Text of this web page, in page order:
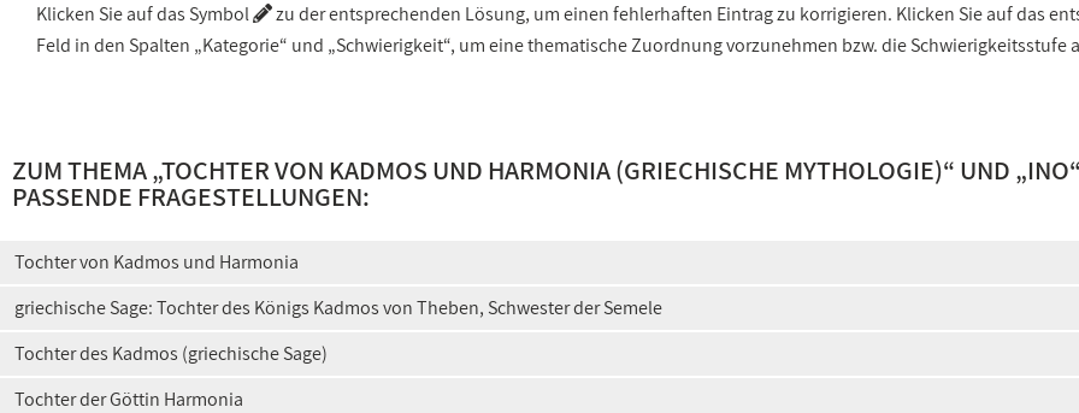
Klicken Sie auf das Symbol
zu der entsprechenden Lösung, um einen fehlerhaften Eintrag zu korrigieren. Klicken Sie auf das
Feld in den Spalten „Kategorie“ und „Schwierigkeit“, um eine thematische Zuordnung vorzunehmen bzw. die Schwierigkeitsstufe
ZUM THEMA „TOCHTER VON KADMOS UND HARMONIA (GRIECHISCHE MYTHOLOGIE)“ UND „INO“
PASSENDE FRAGESTELLUNGEN:
Tochter von Kadmos und Harmonia
griechische Sage: Tochter des Königs Kadmos von Theben, Schwester der Semele
Tochter des Kadmos (griechische Sage)
Tochter der Göttin Harmonia